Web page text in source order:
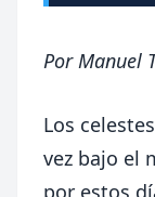
PorManuel
Los
vez bajo el